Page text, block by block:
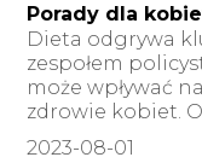
Porady dla
Dieta odgrywa
zespołem
może wpływać
zdrowie kobiet.
2023-08-01